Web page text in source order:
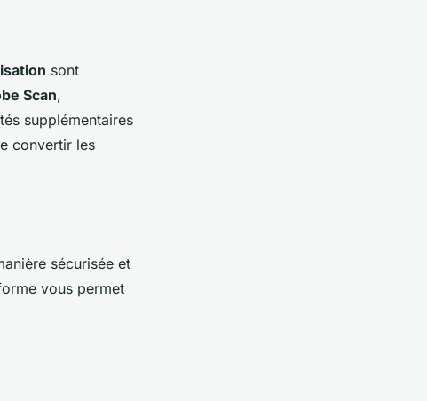
sont
Scan,
supplémentaires
convertir les
sécurisée et
vous permet